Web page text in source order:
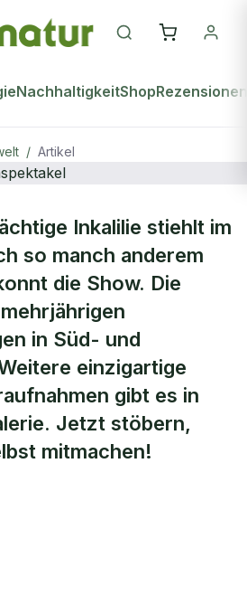
NachhaltigkeitShopRezensionen
/ Artikel
Inkalilie stiehlt im
so manch anderem
die Show. Die
in Süd- und
einzigartige
gibt es in
Jetzt stöbern,
mitmachen!